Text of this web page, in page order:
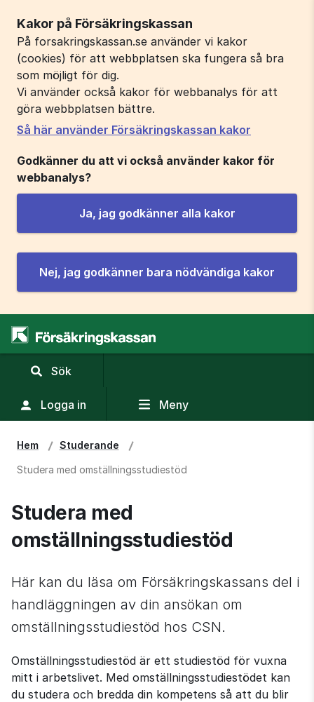
Kakor på Försäkringskassan
På forsakringskassan.se använder vi kakor
(cookies) för att webbplatsen ska fungera så bra
som möjligt för dig.
Vi använder också kakor för webbanalys för att
göra webbplatsen bättre.
Så här använder Försäkringskassan kakor
Godkänner du att vi också använder kakor för
webbanalys?
Ja, jag godkänner alla kakor
Nej, jag godkänner bara nödvändiga kakor
Sök
sökfält
Logga in Meny
Hem Studerande
Studera med omställningsstudiestöd
Studera med
omställningsstudiestöd
Här kan du läsa om Försäkringskassans del i
handläggningen av din ansökan om
omställnings­studiestöd hos CSN.
Omställnings­studiestöd är ett studiestöd för vuxna
mitt i arbetslivet. Med omställnings­studiestödet kan
du studera och bredda din kompetens så att du blir